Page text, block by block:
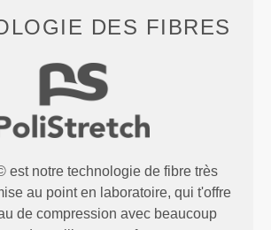
DES FIBRES
est notre technologie de fibre très
au point en laboratoire, qui t'offre
de compression avec beaucoup